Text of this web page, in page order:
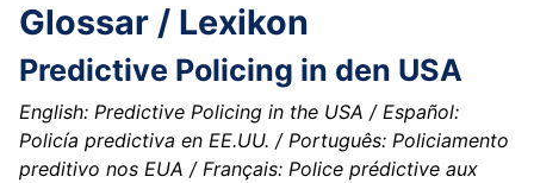
Glossar / Lexikon
Predictive Policing in den USA
English: Predictive Policing in the USA / Español:
Policía predictiva en EE.UU. / Português: Policiamento
preditivo nos EUA / Français: Police prédictive aux